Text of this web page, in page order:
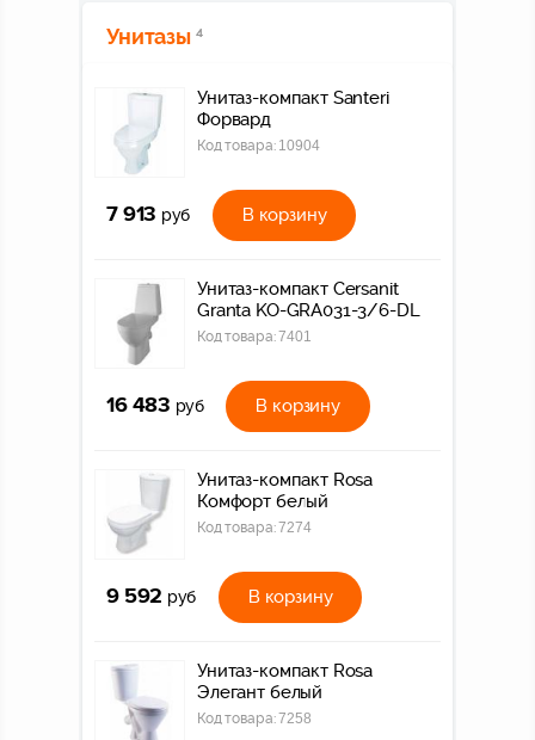
Унитазы 4
Унитаз-компакт Santeri
Форвард
Код товара: 10904
7 913 руб В корзину
Унитаз-компакт Cersanit
Granta KO-GRA031-3/6-DL
Код товара:7401
16 483 руб В корзину
Унитаз-компакт Rosa
Комфорт белый
Код товара:7274
9 592 руб В корзину
Унитаз-компакт Rosa
Элегант белый
Код товара:7258